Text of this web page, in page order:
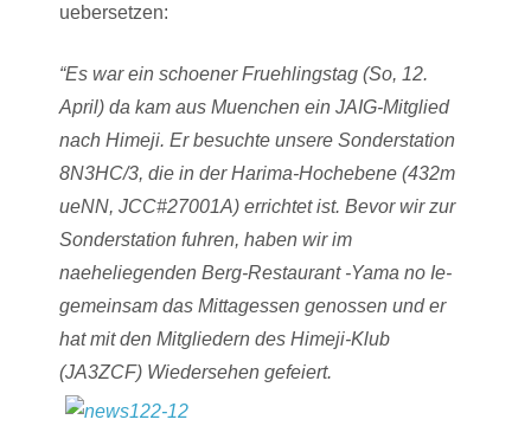
uebersetzen:
“Es war ein schoener Fruehlingstag (So, 12.
April) da kam aus Muenchen ein JAIG-Mitglied
nach Himeji. Er besuchte unsere Sonderstation
8N3HC/3, die in der Harima-Hochebene (432m
ueNN, JCC#27001A) errichtet ist. Bevor wir zur
Sonderstation fuhren, haben wir im
naeheliegenden Berg-Restaurant -Yama no Ie-
gemeinsam das Mittagessen genossen und er
hat mit den Mitgliedern des Himeji-Klub
(JA3ZCF) Wiedersehen gefeiert.